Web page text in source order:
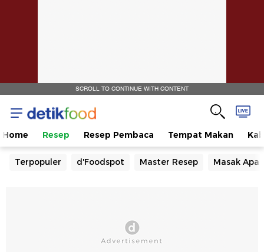
SCROLL TO CONTINUE WITH CONTENT
Home Resep Resep Pembaca Tempat Makan
Terpopuler d'Foodspot Master Resep Masak Apa